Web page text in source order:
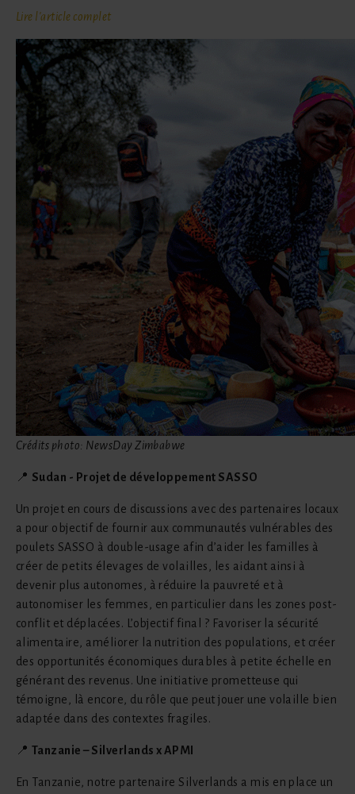
Lire l'article complet
Crédits photo: NewsDay Zimbabwe
📍 Sudan - Projet de développement SASSO
Un projet en cours de discussions avec des partenaires locaux
a pour objectif de fournir aux communautés vulnérables des
poulets SASSO à double-usage afin d’aider les familles à
créer de petits élevages de volailles, les aidant ainsi à
devenir plus autonomes, à réduire la pauvreté et à
autonomiser les femmes, en particulier dans les zones post-
conflit et déplacées. L’objectif final ? Favoriser la sécurité
alimentaire, améliorer la nutrition des populations, et créer
des opportunités économiques durables à petite échelle en
générant des revenus. Une initiative prometteuse qui
témoigne, là encore, du rôle que peut jouer une volaille bien
adaptée dans des contextes fragiles.
📍 Tanzanie – Silverlands x APMI
En Tanzanie, notre partenaire Silverlands a mis en place un